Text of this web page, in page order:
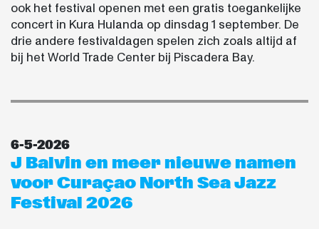
ook het festival openen met een gratis toegankelijke
concert in Kura Hulanda op dinsdag 1 september. De
drie andere festivaldagen spelen zich zoals altijd af
bij het World Trade Center bij Piscadera Bay.
6-5-2026
J Balvin en meer nieuwe namen
voor Curaçao North Sea Jazz
Festival 2026